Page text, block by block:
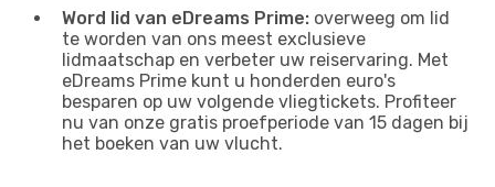
Word lid van eDreams Prime: overweeg om lid
te worden van ons meest exclusieve
lidmaatschap en verbeter uw reiservaring. Met
eDreams Prime kunt u honderden euro's
besparen op uw volgende vliegtickets. Profiteer
nu van onze gratis proefperiode van 15 dagen bij
het boeken van uw vlucht.